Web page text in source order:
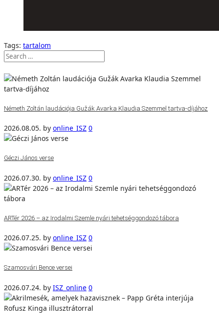
Tags: tartalom
Németh Zoltán laudációja Gužák Avarka Klaudia Szemmel tartva-díjához
2026.08.05. by online_ISZ 0
Géczi János verse
2026.07.30. by online_ISZ 0
ARTér 2026 – az Irodalmi Szemle nyári tehetséggondozó tábora
2026.07.25. by online_ISZ 0
Szamosvári Bence versei
2026.07.24. by ISZ_online 0